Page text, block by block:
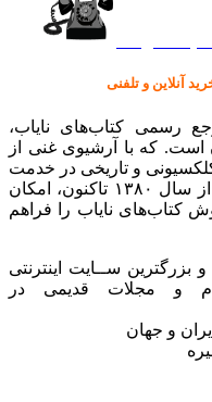
آنلاین و تلفنی
رسمی کتاب‌های نایاب،
که با آرشیوی غنی از
و تاریخی در خدمت
دوست‌داران فرهنگ و ادب هستیم ما از سال ۱۳۸۰ تاکنون، امکان
کتاب‌های نایاب را فراهم
و بزرگترین ســایت اینترنتی
و مجلات قدیمی در
و جهان